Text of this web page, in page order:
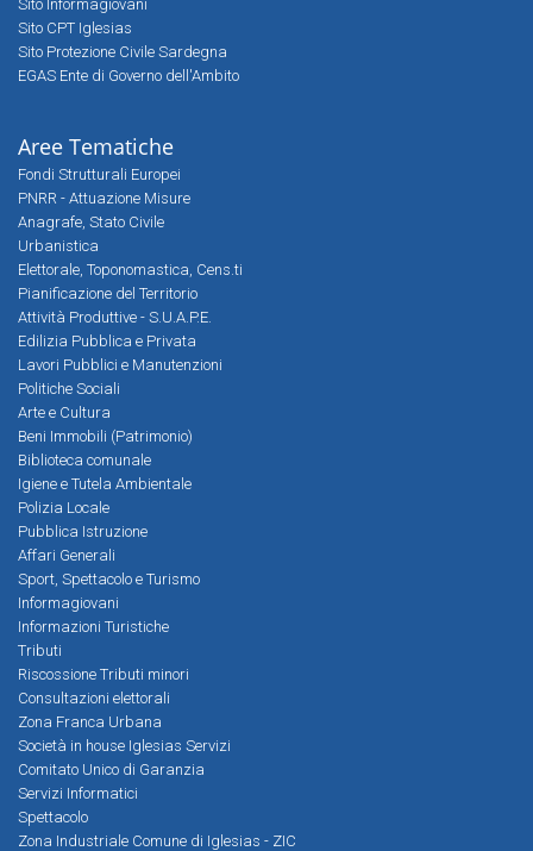
Sito Informagiovani
Sito CPT Iglesias
Sito Protezione Civile Sardegna
EGAS Ente di Governo dell'Ambito
Aree Tematiche
Fondi Strutturali Europei
PNRR - Attuazione Misure
Anagrafe, Stato Civile
Urbanistica
Elettorale, Toponomastica, Cens.ti
Pianificazione del Territorio
Attività Produttive - S.U.A.P.E.
Edilizia Pubblica e Privata
Lavori Pubblici e Manutenzioni
Politiche Sociali
Arte e Cultura
Beni Immobili (Patrimonio)
Biblioteca comunale
Igiene e Tutela Ambientale
Polizia Locale
Pubblica Istruzione
Affari Generali
Sport, Spettacolo e Turismo
Informagiovani
Informazioni Turistiche
Tributi
Riscossione Tributi minori
Consultazioni elettorali
Zona Franca Urbana
Società in house Iglesias Servizi
Comitato Unico di Garanzia
Servizi Informatici
Spettacolo
Zona Industriale Comune di Iglesias - ZIC